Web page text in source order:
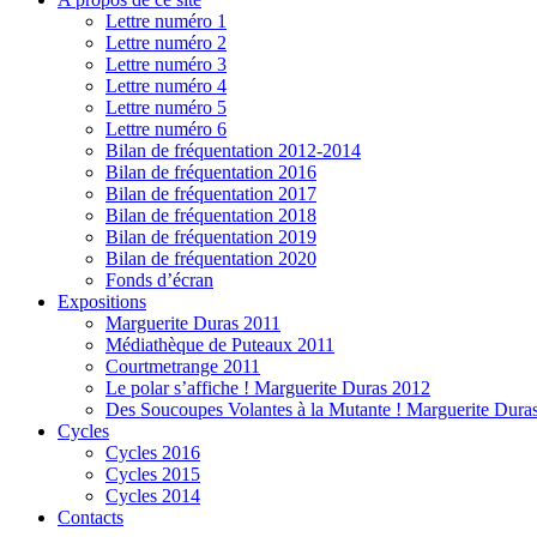
Lettre numéro 1
Lettre numéro 2
Lettre numéro 3
Lettre numéro 4
Lettre numéro 5
Lettre numéro 6
Bilan de fréquentation 2012-2014
Bilan de fréquentation 2016
Bilan de fréquentation 2017
Bilan de fréquentation 2018
Bilan de fréquentation 2019
Bilan de fréquentation 2020
Fonds d’écran
Expositions
Marguerite Duras 2011
Médiathèque de Puteaux 2011
Courtmetrange 2011
Le polar s’affiche ! Marguerite Duras 2012
Des Soucoupes Volantes à la Mutante ! Marguerite
Cycles
Cycles 2016
Cycles 2015
Cycles 2014
Contacts